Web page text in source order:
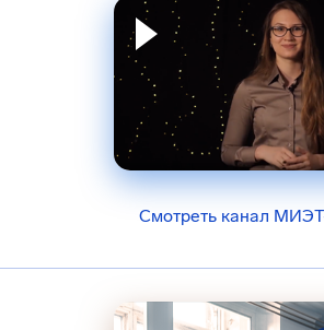
Смотреть канал